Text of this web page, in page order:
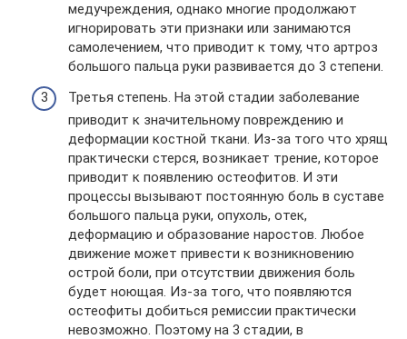
медучреждения, однако многие продолжают
игнорировать эти признаки или занимаются
самолечением, что приводит к тому, что артроз
большого пальца руки развивается до 3 степени.
Третья степень. На этой стадии заболевание
приводит к значительному повреждению и
деформации костной ткани. Из-за того что хрящ
практически стерся, возникает трение, которое
приводит к появлению остеофитов. И эти
процессы вызывают постоянную боль в суставе
большого пальца руки, опухоль, отек,
деформацию и образование наростов. Любое
движение может привести к возникновению
острой боли, при отсутствии движения боль
будет ноющая. Из-за того, что появляются
остеофиты добиться ремиссии практически
невозможно. Поэтому на 3 стадии, в